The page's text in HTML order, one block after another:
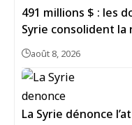
491 millions $ : les
Syrie consolident la
août 8, 2026
La Syrie dénonce